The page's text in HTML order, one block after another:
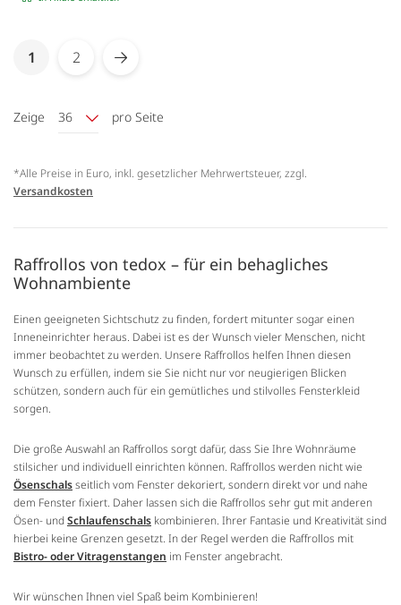
SeiteYou're currently reading page
1 Seite
2 Seite
Weiter
Zeige 36 pro Seite
*Alle Preise in Euro, inkl. gesetzlicher Mehrwertsteuer, zzgl.
Versandkosten
Raffrollos von tedox – für ein behagliches
Wohnambiente
Einen geeigneten Sichtschutz zu finden, fordert mitunter sogar einen
Inneneinrichter heraus. Dabei ist es der Wunsch vieler Menschen, nicht
immer beobachtet zu werden. Unsere Raffrollos helfen Ihnen diesen
Wunsch zu erfüllen, indem sie Sie nicht nur vor neugierigen Blicken
schützen, sondern auch für ein gemütliches und stilvolles Fensterkleid
sorgen.
Die große Auswahl an Raffrollos sorgt dafür, dass Sie Ihre Wohnräume
stilsicher und individuell einrichten können. Raffrollos werden nicht wie
Ösenschalsseitlich vom Fenster dekoriert, sondern direkt vor und nahe
dem Fenster fixiert. Daher lassen sich die Raffrollos sehr gut mit anderen
Ösen- undSchlaufenschals kombinieren. Ihrer Fantasie und Kreativität sind
hierbei keine Grenzen gesetzt. In der Regel werden die Raffrollos mit
Bistro- oder Vitragenstangen im Fenster angebracht.
Wir wünschen Ihnen viel Spaß beim Kombinieren!